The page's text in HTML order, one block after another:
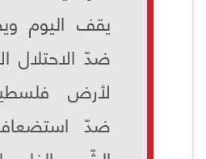
يقف اليوم
ضدّ الاحتلال
لأرض
ضدّ